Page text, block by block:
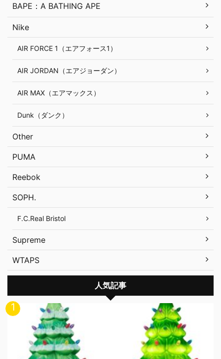
BAPE：A BATHING APE
Nike
AIR FORCE 1（エアフォース1）
AIR JORDAN（エアジョーダン）
AIR MAX（エアマックス）
Dunk（ダンク）
Other
PUMA
Reebok
SOPH.
F.C.Real Bristol
Supreme
WTAPS
人気記事